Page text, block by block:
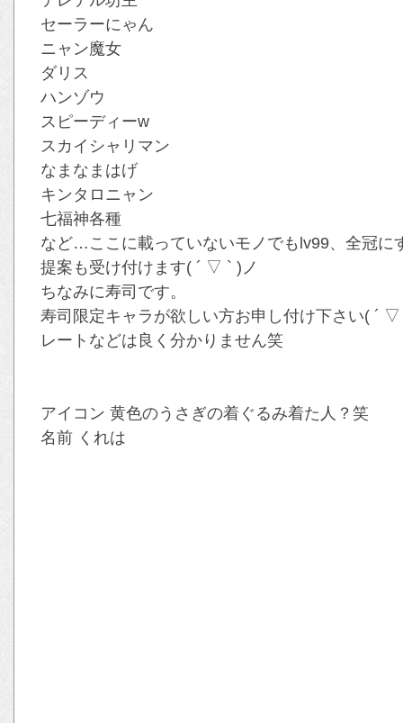
セーラーにゃん
ニャン魔女
ダリス
ハンゾウ
スピーディーw
スカイシャリマン
なまなまはげ
キンタロニャン
七福神各種
など…ここに載っていないモノでもlv99、全冠に
提案も受け付けます( ´ ▽ ` )ノ
ちなみに寿司です。
寿司限定キャラが欲しい方お申し付け下さい( ´
レートなどは良く分かりません笑
アイコン 黄色のうさぎの着ぐるみ着た人？笑
名前 くれは